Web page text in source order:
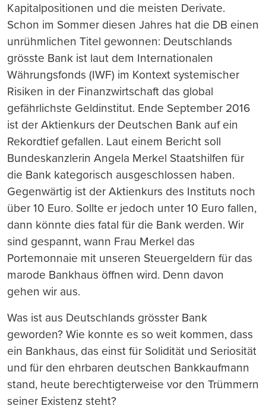
Kapitalpositionen und die meisten Derivate.
Schon im Sommer diesen Jahres hat die DB einen
unrühmlichen Titel gewonnen: Deutschlands
grösste Bank ist laut dem Internationalen
Währungsfonds (IWF) im Kontext systemischer
Risiken in der Finanzwirtschaft das global
gefährlichste Geldinstitut. Ende September 2016
ist der Aktienkurs der Deutschen Bank auf ein
Rekordtief gefallen. Laut einem Bericht soll
Bundeskanzlerin Angela Merkel Staatshilfen für
die Bank kategorisch ausgeschlossen haben.
Gegenwärtig ist der Aktienkurs des Instituts noch
über 10 Euro. Sollte er jedoch unter 10 Euro fallen,
dann könnte dies fatal für die Bank werden. Wir
sind gespannt, wann Frau Merkel das
Portemonnaie mit unseren Steuergeldern für das
marode Bankhaus öffnen wird. Denn davon
gehen wir aus.
Was ist aus Deutschlands grösster Bank
geworden? Wie konnte es so weit kommen, dass
ein Bankhaus, das einst für Solidität und Seriosität
und für den ehrbaren deutschen Bankkaufmann
stand, heute berechtigterweise vor den Trümmern
seiner Existenz steht?